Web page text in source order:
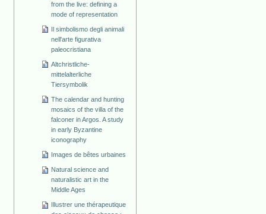
from the live: defining a
mode of representation
Il simbolismo degli animali
nell'arte figurativa
paleocristiana
Altchristliche-
mittelalterliche
Tiersymbolik
The calendar and hunting
mosaics of the villa of the
falconer in Argos. A study
in early Byzantine
iconography
Images de bêtes urbaines
Natural science and
naturalistic art in the
Middle Ages
Illustrer une thérapeutique